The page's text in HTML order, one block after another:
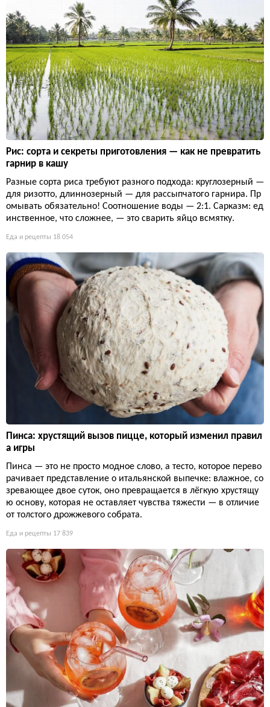
Рис: сорта и секреты приготовления — как не превратить
гарнир в кашу
Разные сорта риса требуют разного подхода: круглозерный —
для ризотто, длиннозерный — для рассыпчатого гарнира. Пр
омывать обязательно! Соотношение воды — 2:1. Сарказм: ед
инственное, что сложнее, — это сварить яйцо всмятку.
Еда и рецепты 18 054
Пинса: хрустящий вызов пицце, который изменил правил
а игры
Пинса — это не просто модное слово, а тесто, которое перево
рачивает представление о итальянской выпечке: влажное, со
зревающее двое суток, оно превращается в лёгкую хрустящу
ю основу, которая не оставляет чувства тяжести — в отличие
от толстого дрожжевого собрата.
Еда и рецепты 17 839